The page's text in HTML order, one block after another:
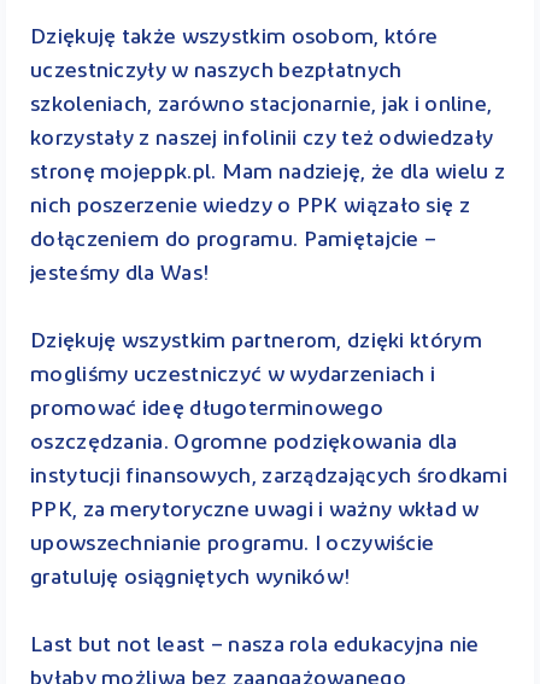
Dziękuję także wszystkim osobom, które
uczestniczyły w naszych bezpłatnych
szkoleniach, zarówno stacjonarnie, jak i online,
korzystały z naszej infolinii czy też odwiedzały
stronę mojeppk.pl. Mam nadzieję, że dla wielu z
nich poszerzenie wiedzy o PPK wiązało się z
dołączeniem do programu. Pamiętajcie –
jesteśmy dla Was!
Dziękuję wszystkim partnerom, dzięki którym
mogliśmy uczestniczyć w wydarzeniach i
promować ideę długoterminowego
oszczędzania. Ogromne podziękowania dla
instytucji finansowych, zarządzających środkami
PPK, za merytoryczne uwagi i ważny wkład w
upowszechnianie programu. I oczywiście
gratuluję osiągniętych wyników!
Last but not least – nasza rola edukacyjna nie